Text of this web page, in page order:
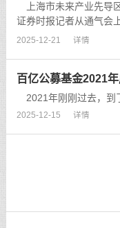
上海市未来产业先导
证券时报记者从通气会
发展，努力构建良好的
2025-12-21 详情
百亿公募基金2021
2021年刚刚过去，到
2025-12-15 详情